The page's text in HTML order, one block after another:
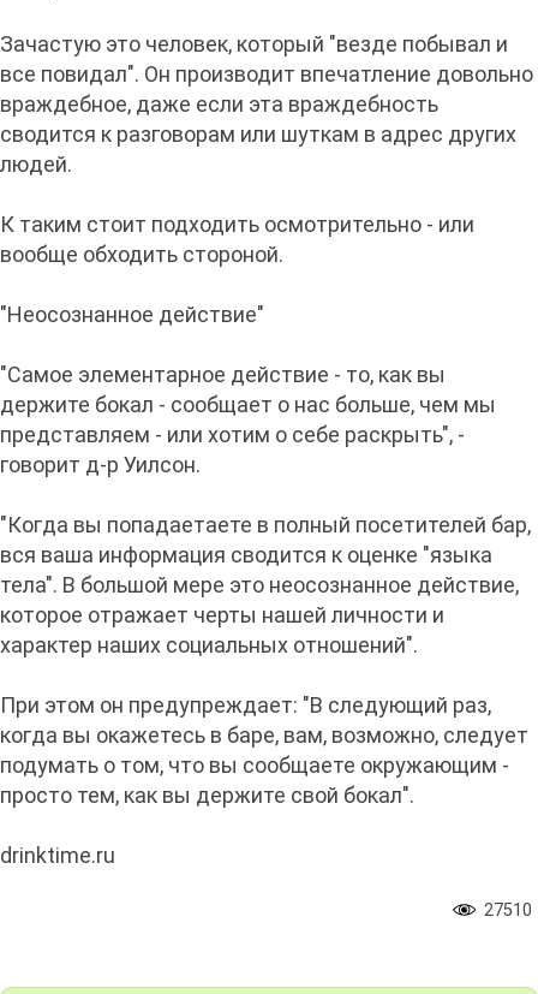
Зачастую это человек, который "везде побывал и
все повидал". Он производит впечатление довольно
враждебное, даже если эта враждебность
сводится к разговорам или шуткам в адрес других
людей.
К таким стоит подходить осмотрительно - или
вообще обходить стороной.
"Неосознанное действие"
"Самое элементарное действие - то, как вы
держите бокал - сообщает о нас больше, чем мы
представляем - или хотим о себе раскрыть", -
говорит д-р Уилсон.
"Когда вы попадаетаете в полный посетителей бар,
вся ваша информация сводится к оценке "языка
тела". В большой мере это неосознанное действие,
которое отражает черты нашей личности и
характер наших социальных отношений".
При этом он предупреждает: "В следующий раз,
когда вы окажетесь в баре, вам, возможно, следует
подумать о том, что вы сообщаете окружающим -
просто тем, как вы держите свой бокал".
drinktime.ru
27510